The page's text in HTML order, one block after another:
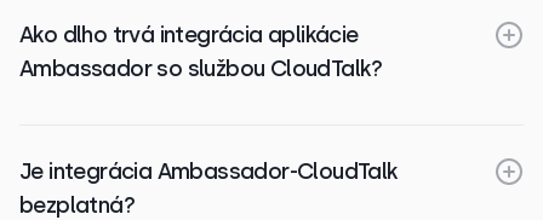
Ako dlho trvá integrácia aplikácie
Ambassador so službou CloudTalk?
Je integrácia Ambassador-CloudTalk
bezplatná?